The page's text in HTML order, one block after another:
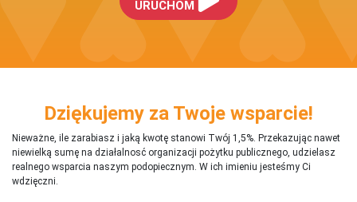
URUCHOM
Dziękujemy za Twoje wsparcie!
Nieważne, ile zarabiasz i jaką kwotę stanowi Twój 1,5%. Przekazując nawet
niewielką sumę na działalnosć organizacji pożytku publicznego, udzielasz
realnego wsparcia naszym podopiecznym. W ich imieniu jesteśmy Ci
wdzięczni.